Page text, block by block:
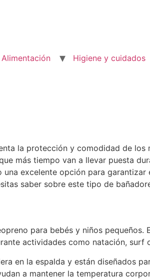
Alimentación Higiene y cuidados
la protección y comodidad de los
más tiempo van a llevar puesta
excelente opción para
saber sobre este tipo de
para bebés y niños pequeños.
actividades como natación, surf
en la espalda y están diseñados
a mantener la temperatura